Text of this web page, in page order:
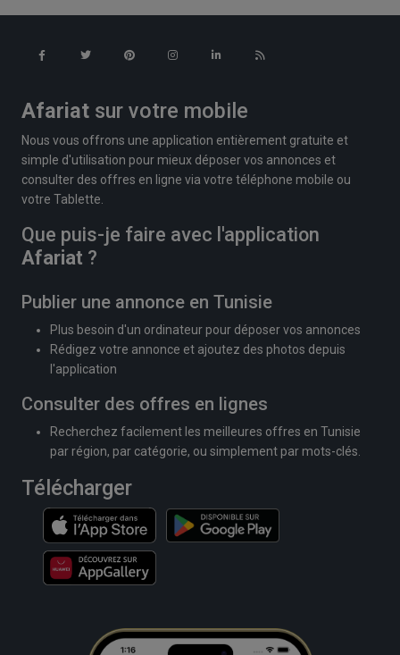
Afariat sur votre mobile
Nous vous offrons une application entièrement gratuite et
simple d'utilisation pour mieux déposer vos annonces et
consulter des offres en ligne via votre téléphone mobile ou
votre Tablette.
Que puis-je faire avec l'application
Afariat ?
Publier une annonce en Tunisie
Plus besoin d'un ordinateur pour déposer vos annonces
Rédigez votre annonce et ajoutez des photos depuis
l'application
Consulter des offres en lignes
Recherchez facilement les meilleures offres en Tunisie
par région, par catégorie, ou simplement par mots-clés.
Télécharger